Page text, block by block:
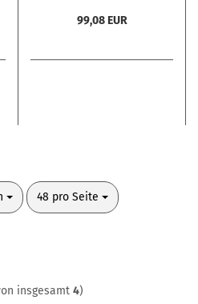
99,08 EUR
48 pro Seite
pro Seite
insgesamt 4)